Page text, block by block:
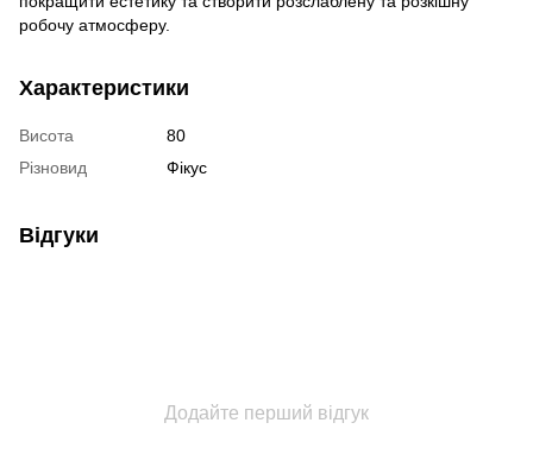
робочу атмосферу.
Характеристики
Висота
80
Різновид
Фікус
Відгуки
Додайте перший відгук